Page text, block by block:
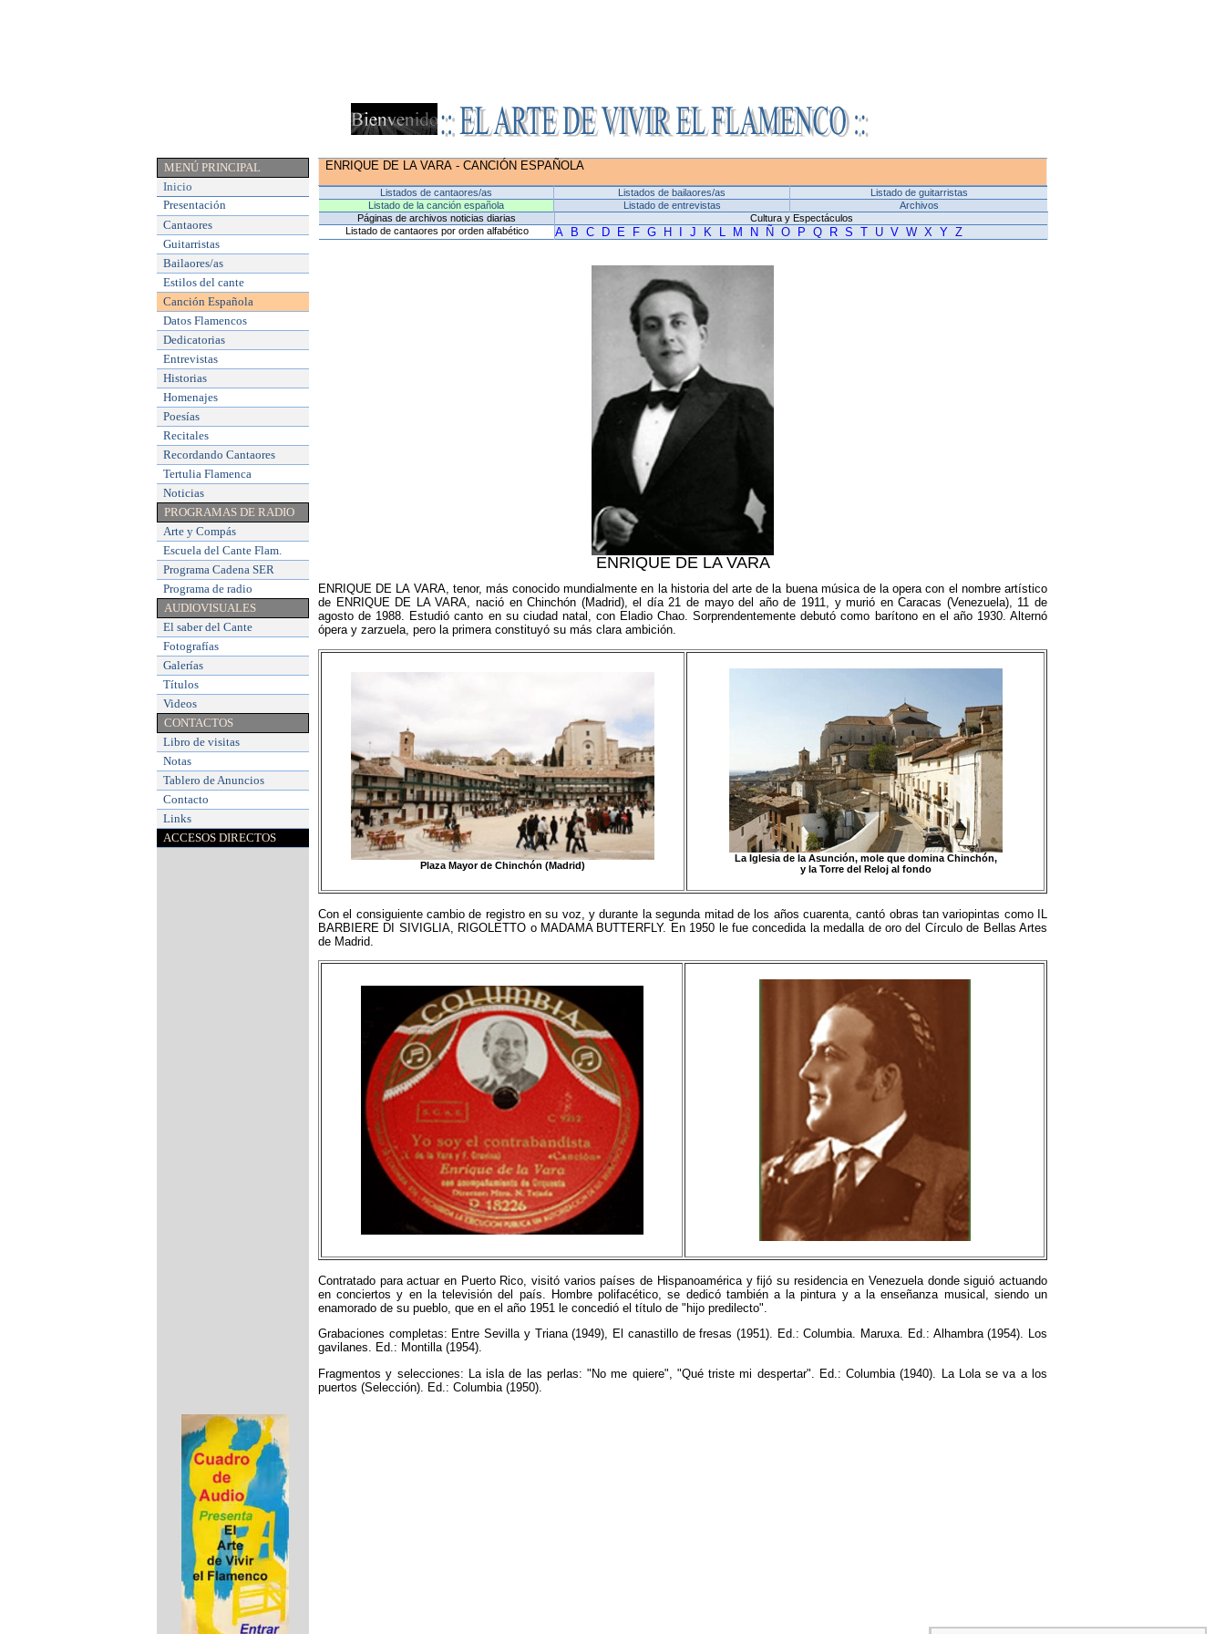
MENÚ PRINCIPAL
Inicio
Presentación
Cantaores
Guitarristas
Bailaores/as
Estilos del cante
Canción Española
Datos Flamencos
Dedicatorias
Entrevistas
Historias
Homenajes
Poesías
Recitales
Recordando Cantaores
Tertulia Flamenca
Noticias
PROGRAMAS DE RADIO
Arte y Compás
Escuela del Cante Flam.
Programa Cadena SER
Programa de radio
AUDIOVISUALES
El saber del Cante
Fotografías
Galerías
Títulos
Videos
CONTACTOS
Libro de visitas
Notas
Tablero de Anuncios
Contacto
Links
ACCESOS DIRECTOS
ENRIQUE DE LA VARA -CANCIÓN ESPAÑOLA
Listados de cantaores/as Listados de bailaores/as
Listado de guitarristas
Listado de la canción española
Listado de entrevistas
Archivos
Páginas de archivos noticias diarias
Cultura y Espectáculos
Listado de cantaores por orden alfabético
A B C D E F G H J K L M N Ñ O P Q R S T U V W X Y Z
ENRIQUE DE LA VARA
ENRIQUE DE LA VARA, tenor, más conocido mundialmente en la historia del arte de la buena música de la opera con el nombre artístico
de ENRIQUE DE LA VARA, nació en Chinchón (Madrid), el día 21 de mayo del año de 1911, y murió en Caracas (Venezuela), 11 de
agosto de 1988. Estudió canto en su ciudad natal, con Eladio Chao. Sorprendentemente debutó como barítono en el año 1930. Alternó
ópera y zarzuela, pero la primera constituyó su más clara ambición.
Plaza Mayor de Chinchón (Madrid)
La Iglesia de la Asunción, mole que domina Chinchón,
y la Torre del Reloj al fondo
Con el consiguiente cambio de registro en su voz, y durante la segunda mitad de los años cuarenta, cantó obras tan variopintas como IL
BARBIERE DI SIVIGLIA, RIGOLETTO o MADAMA BUTTERFLY. En 1950 le fue concedida la medalla de oro del Círculo de Bellas Artes
de Madrid.
Contratado para actuar en Puerto Rico, visitó varios países de Hispanoamérica y fijó su residencia en Venezuela donde siguió actuando
en conciertos y en la televisión del país. Hombre polifacético, se dedicó también a la pintura y a la enseñanza musical, siendo un
enamorado de su pueblo, que en el año 1951 le concedió el título de "hijo predilecto".
Grabaciones completas: Entre Sevilla y Triana (1949), El canastillo de fresas (1951). Ed.: Columbia. Maruxa. Ed.: Alhambra (1954). Los
gavilanes. Ed.: Montilla (1954).
Fragmentos y selecciones: La isla de las perlas: "No me quiere", "Qué triste mi despertar". Ed.: Columbia (1940). La Lola se va a los
puertos (Selección). Ed.: Columbia (1950).